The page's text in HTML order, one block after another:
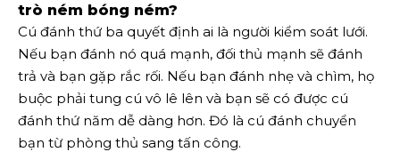
trò ném bóng ném?
Cú đánh thứ ba quyết định ai là người kiểm soát lưới.
Nếu bạn đánh nó quá mạnh, đối thủ mạnh sẽ đánh
trả và bạn gặp rắc rối. Nếu bạn đánh nhẹ và chìm, họ
buộc phải tung cú vô lê lên và bạn sẽ có được cú
đánh thứ năm dễ dàng hơn. Đó là cú đánh chuyển
bạn từ phòng thủ sang tấn công.